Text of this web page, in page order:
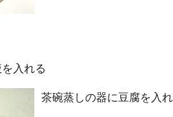
入れる
茶碗蒸しの器に豆腐を入